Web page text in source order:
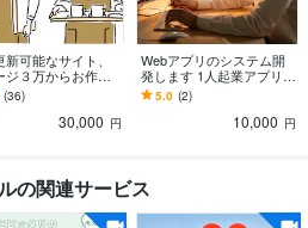
新可能なサイト、
ジ３万からお作り
AIに対する上位表
も講じます
(36)
30,000 円
Webアプリのシステム開
発します 1人起業アプリ/
恋愛相談アプリ/AIによる
MTG議論アプリ
5.0 (2)
10,000 円
の関連サービス